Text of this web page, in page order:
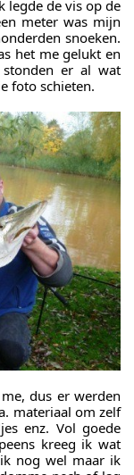
legde de vis op de
meter was mijn
snoeken.
het me gelukt en
stonden er al wat
foto schieten.
dus er werden
materiaal om zelf
enz. Vol goede
kreeg ik wat
nog wel maar ik